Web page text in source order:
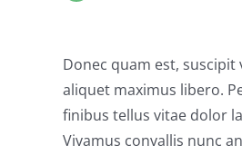
Donec quam est, suscipit
aliquet maximus libero.
finibus tellus vitae dolor
Vivamus convallis nunc